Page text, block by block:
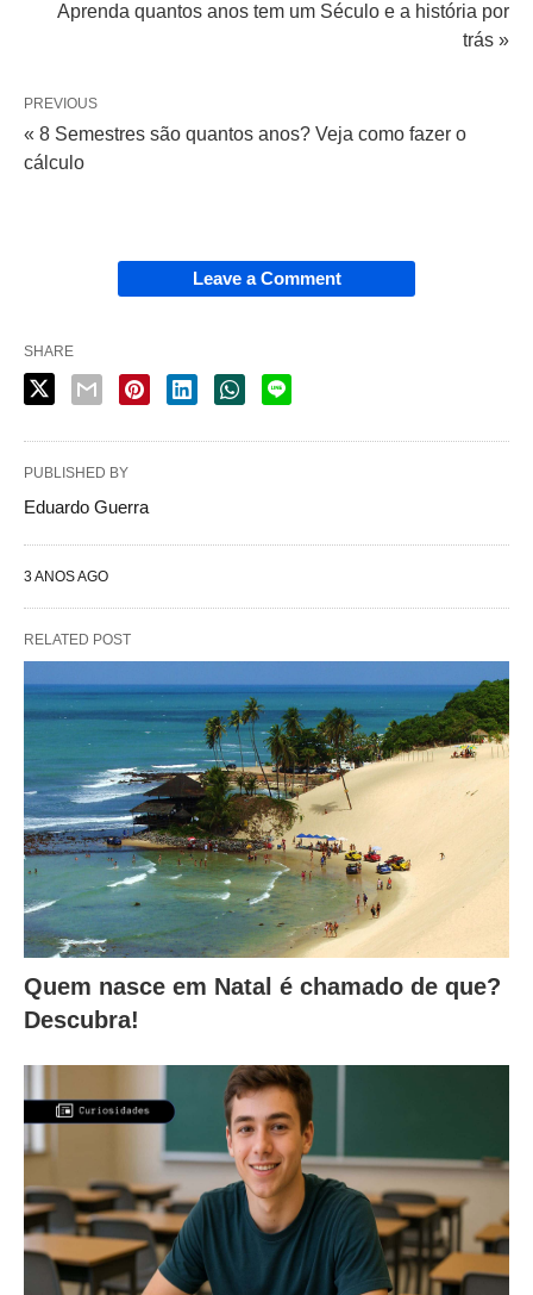
Aprenda quantos anos tem um Século e a história por
trás »
PREVIOUS
« 8 Semestres são quantos anos? Veja como fazer o
cálculo
Leave a Comment
SHARE
PUBLISHED BY
Eduardo Guerra
3 ANOS AGO
RELATED POST
Quem nasce em Natal é chamado de que?
Descubra!